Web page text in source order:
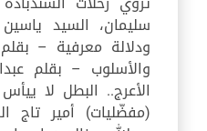
سليمان، السيد
ودلالة معرفية –
والأسلوب – بقلم
الأعرج.. البطل لا
(مفضّليات) أمير